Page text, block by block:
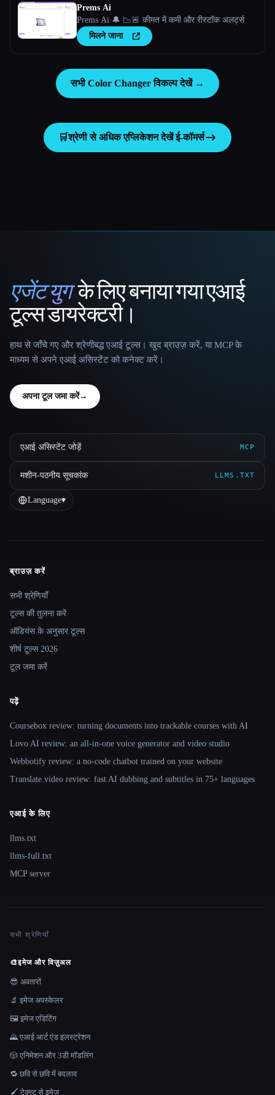
Prems Ai
Prems Ai 🔔 📉🚨 कीमत में कमी और रीस्टॉक अलर्ट्स
मिलने जाना
सभी Color Changer विकल्प देखें →
🛒श्रेणी से अधिक एप्लिकेशन देखेंई-कॉमर्स
That AI Collection
एजेंट युगके लिए बनाया गया एआई
टूल्स डायरेक्टरी।
हाथ से जाँचे गए और श्रेणीबद्ध एआई टूल्स। खुद ब्राउज़ करें, या MCP के
माध्यम से अपने एआई असिस्टेंट को कनेक्ट करें।
अपना टूल जमा करें→
एआई असिस्टेंट जोड़ें MCP
मशीन-पठनीय सूचकांक LLMS.TXT
Language▾
Site navigation
ब्राउज़ करें
सभी श्रेणियाँ
टूल्स की तुलना करें
ऑडियंस के अनुसार टूल्स
शीर्ष टूल्स 2026
टूल जमा करें
पढ़ें
Coursebox review: turning documents into trackable courses with AI
Lovo AI review: an all-in-one voice generator and video studio
Webbotify review: a no-code chatbot trained on your website
Translate.video review: fast AI dubbing and subtitles in 75+ languages
एआई के लिए
llms.txt
llms-full.txt
MCP server
सभी श्रेणियाँ
🎨इमेज और विज़ुअल
😎 अवतारों
🔬 इमेज अपस्केलर
🖼️ इमेज एडिटिंग
🌄 एआई आर्ट एंड इलस्ट्रेशन
🎲 एनिमेशन और 3डी मॉडलिंग
🔁 छवि से छवि में बदलाव
🖌️ टेक्स्ट से इमेज